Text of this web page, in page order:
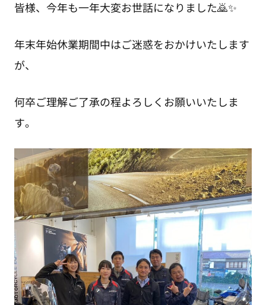
皆様、今年も一年大変お世話になりました🙇✨
年末年始休業期間中はご迷惑をおかけいたします
が、
何卒ご理解ご了承の程よろしくお願いいたしま
す。